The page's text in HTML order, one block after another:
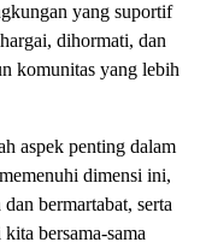
yang suportif
dihormati, dan
komunitas yang lebih
aspek penting dalam
dimensi ini,
bermartabat, serta
bersama-sama